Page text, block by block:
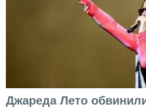
Джареда Лето